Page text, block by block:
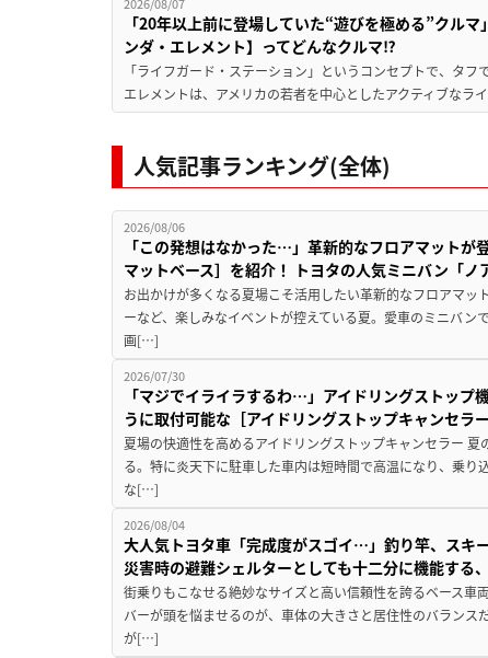
「20年以上前に登場していた“遊びを極める”クル
ンダ・エレメント】ってどんなクルマ⁉︎
「ライフガード・ステーション」というコンセプトで、タ
エレメントは、アメリカの若者を中心としたアクティブな
人気記事ランキング(全体)
2026/08/06
「この発想はなかった…」革新的なフロアマットが
マットベース］を紹介！ トヨタの人気ミニバン「ノ
お出かけが多くなる夏場こそ活用したい革新的なフロアマッ
ーなど、楽しみなイベントが控えている夏。愛車のミニバン
画[…]
2026/07/30
「マジでイライラするわ…」アイドリングストップ
うに取付可能な［アイドリングストップキャンセラ
夏場の快適性を高めるアイドリングストップキャンセラー
る。特に炎天下に駐車した車内は短時間で高温になり、乗り
な[…]
2026/08/04
大人気トヨタ車「完成度がスゴイ…」釣り竿、スキ
災害時の避難シェルターとしても十二分に機能する
街乗りもこなせる絶妙なサイズと高い信頼性を誇るベース車
バーが頭を悩ませるのが、車体の大きさと居住性のバラン
が[…]